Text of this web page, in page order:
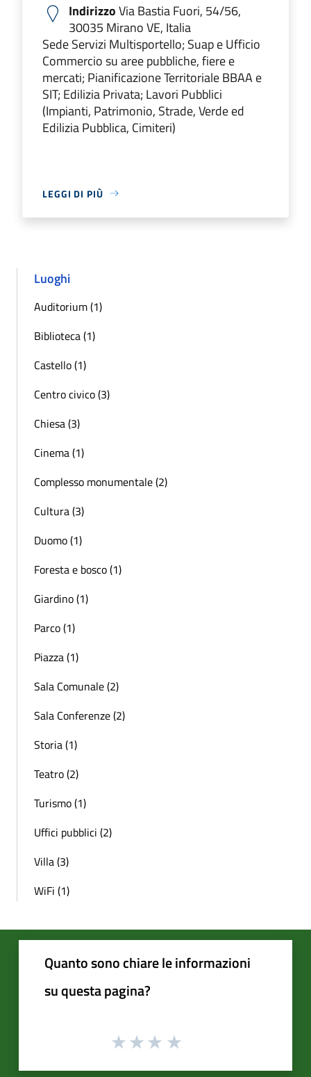
IndirizzoVia Bastia Fuori, 54/56,
30035 Mirano VE, Italia
Sede Servizi Multisportello; Suap e Ufficio
Commercio su aree pubbliche, fiere e
mercati; Pianificazione Territoriale BBAA e
SIT; Edilizia Privata; Lavori Pubblici
(Impianti, Patrimonio, Strade, Verde ed
Edilizia Pubblica, Cimiteri)
LEGGI DI PIÙ
Luoghi
Auditorium (1)
Biblioteca (1)
Castello (1)
Centro civico (3)
Chiesa (3)
Cinema (1)
Complesso monumentale (2)
Cultura (3)
Duomo (1)
Foresta e bosco (1)
Giardino (1)
Parco (1)
Piazza (1)
Sala Comunale (2)
Sala Conferenze (2)
Storia (1)
Teatro (2)
Turismo (1)
Uffici pubblici (2)
Villa (3)
WiFi (1)
Quanto sono chiare le informazioni
su questa pagina?